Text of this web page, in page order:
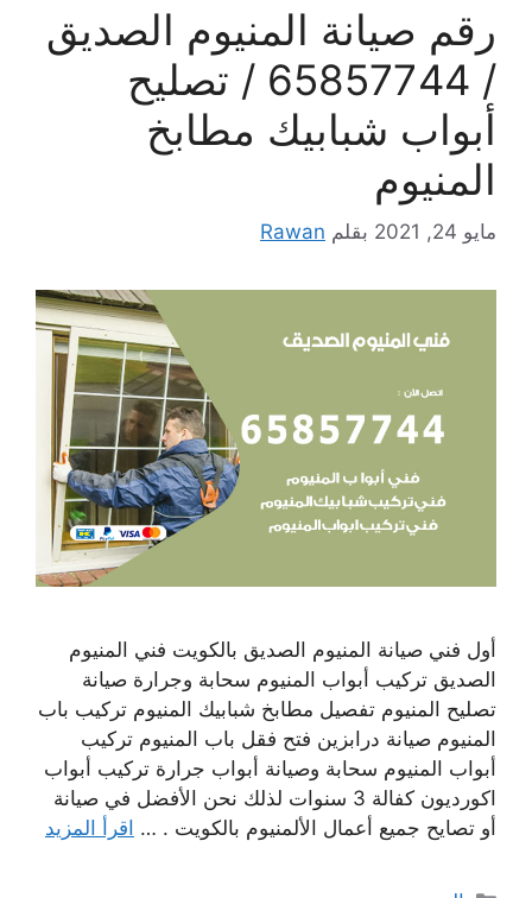
رقم صيانة المنيوم الصديق
/ 65857744 / تصليح
أبواب شبابيك مطابخ
المنيوم
مايو 24, 2021 بقلم Rawan
أول فني صيانة المنيوم الصديق بالكويت فني المنيوم
الصديق تركيب أبواب المنيوم سحابة وجرارة صيانة
تصليح المنيوم تفصيل مطابخ شبابيك المنيوم تركيب باب
المنيوم صيانة درابزين فتح فقل باب المنيوم تركيب
أبواب المنيوم سحابة وصيانة أبواب جرارة تركيب أبواب
اكورديون كفالة 3 سنوات لذلك نحن الأفضل في صيانة
أو تصايح جميع أعمال الألمنيوم بالكويت . … اقرأ المزيد